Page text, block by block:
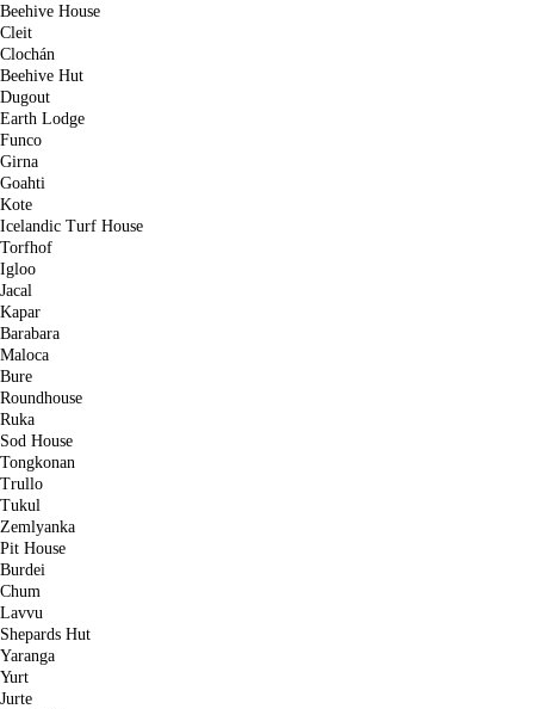
Beehive House
Cleit
Clochán
Beehive Hut
Dugout
Earth Lodge
Funco
Girna
Goahti
Kote
Icelandic Turf House
Torfhof
Igloo
Jacal
Kapar
Barabara
Maloca
Bure
Roundhouse
Ruka
Sod House
Tongkonan
Trullo
Tukul
Zemlyanka
Pit House
Burdei
Chum
Lavvu
Shepards Hut
Yaranga
Yurt
Jurte